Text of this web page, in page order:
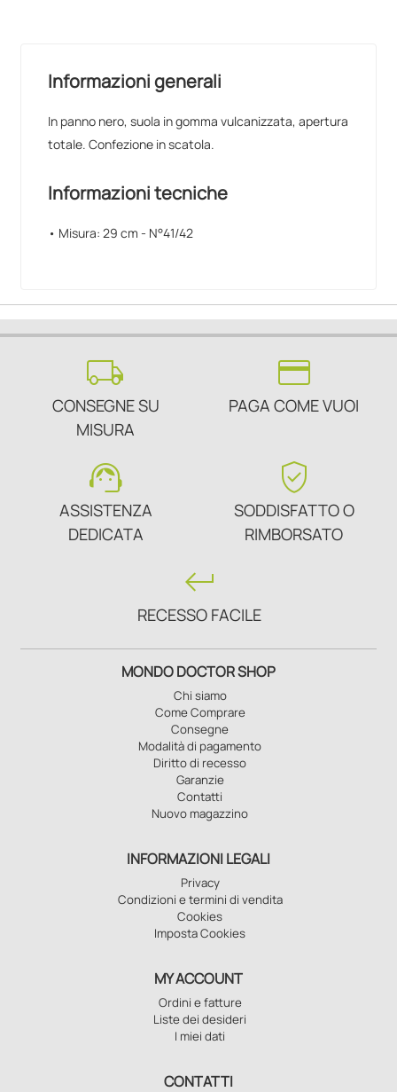
Informazioni generali
In panno nero, suola in gomma vulcanizzata, apertura
totale. Confezione in scatola.
Informazioni tecniche
• Misura: 29 cm - N°41/42
local_shipping
CONSEGNE SU
MISURA
credit_card
PAGA COME VUOI
support_agent
ASSISTENZA
DEDICATA
verified_user
SODDISFATTO O
RIMBORSATO
keyboard_return
RECESSO FACILE
MONDO DOCTOR SHOP
Chi siamo
Come Comprare
Consegne
Modalità di pagamento
Diritto di recesso
Garanzie
Contatti
Nuovo magazzino
INFORMAZIONI LEGALI
Privacy
Condizioni e termini di vendita
Cookies
Imposta Cookies
MY ACCOUNT
Ordini e fatture
Liste dei desideri
I miei dati
CONTATTI